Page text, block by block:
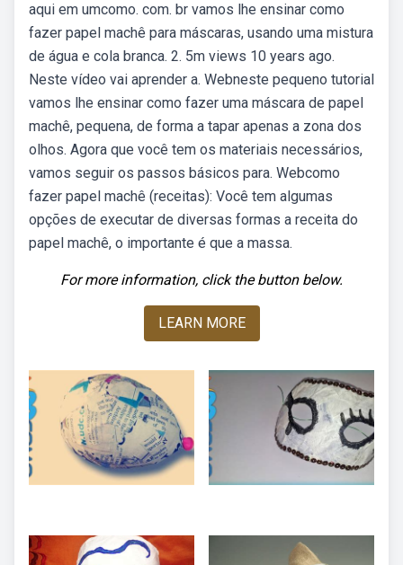
aqui em umcomo. com. br vamos lhe ensinar como
fazer papel machê para máscaras, usando uma mistura
de água e cola branca. 2. 5m views 10 years ago.
Neste vídeo vai aprender a. Webneste pequeno tutorial
vamos lhe ensinar como fazer uma máscara de papel
machê, pequena, de forma a tapar apenas a zona dos
olhos. Agora que você tem os materiais necessários,
vamos seguir os passos básicos para. Webcomo
fazer papel machê (receitas): Você tem algumas
opções de executar de diversas formas a receita do
papel machê, o importante é que a massa.
For more information, click the button below.
LEARN MORE